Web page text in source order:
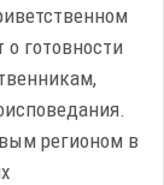
о готовности
регионом в